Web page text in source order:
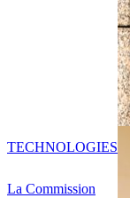
La Commission
TECHNOLOGIES